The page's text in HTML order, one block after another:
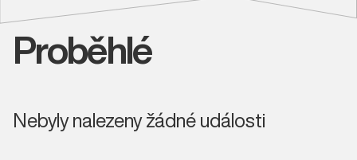
Proběhlé
Nebyly nalezeny žádné události